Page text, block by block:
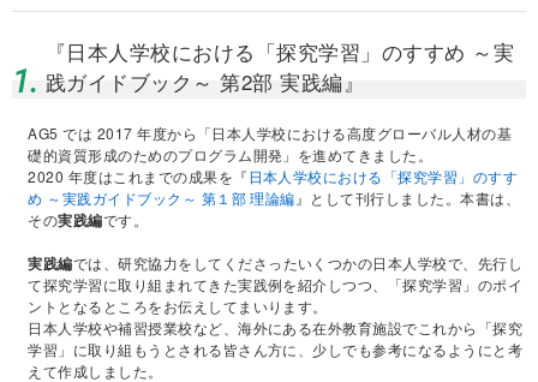
1.
『日本人学校における「探究学習」のすすめ ～実
践ガイドブック～ 第2部 実践編』
AG5 では 2017 年度から「日本人学校における高度グローバル人材の基
礎的資質形成のためのプログラム開発」を進めてきました。
2020 年度はこれまでの成果を『日本人学校における「探究学習」のすす
め ～実践ガイドブック～ 第１部 理論編 』として刊行しました。本書は、
その実践編です。
実践編では、研究協力をしてくださったいくつかの日本人学校で、先行し
て探究学習に取り組まれてきた実践例を紹介しつつ、「探究学習」のポイ
ントとなるところをお伝えしてまいります。
日本人学校や補習授業校など、海外にある在外教育施設でこれから「探究
学習」に取り組もうとされる皆さん方に、少しでも参考になるようにと考
えて作成しました。